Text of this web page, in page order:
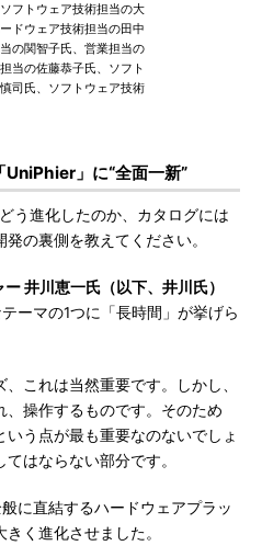
フトウェア技術担当の大
ドウェア技術担当の田中
の関智子氏、営業担当の
当の佐藤恭子氏、ソフト
司氏、ソフトウェア技術
」に“全面一新”
う進化したのか、カタログには
の裏側を教えてください。
井川恵一氏（以下、井川氏）
ーマの1つに「長時間」が挙げら
これは当然重要です。しかし、
操作するものです。そのため
いう点が最も重要なのないでしょ
はならない部分です。
に直結するハードウェアプラッ
く進化させました。